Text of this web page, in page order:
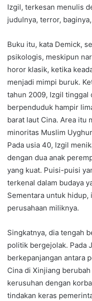
Izgil, terkesan menulis
judulnya, terror,
Buku itu, kata Demick,
psikologis, meskipun
horor klasik, ketika
menjadi mimpi buruk.
tahun 2009, Izgil tinggal
berpenduduk hampir
barat laut Cina. Area itu
minoritas Muslim
Pada usia 40, Izgil
dengan dua anak
yang kuat. Puisi-puisi
terkenal dalam budaya
Sementara untuk hidup,
perusahaan miliknya.
Singkatnya, dia tengah
politik bergejolak. Pada
berkepanjangan antara
Cina di Xinjiang
kerusuhan dengan
tindakan keras